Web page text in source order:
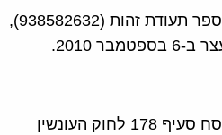
2. הנאשם. עאטף רוחי סאלח אל-סאליחי, תושב סילוואד/ רמאללה. מספר תעודת זהות (938582632),
פגיעה באינטרס העליון של הרשות הלאומית הפלסטינית בניגוד לנוסח סעיף 178 לחוק העונשין